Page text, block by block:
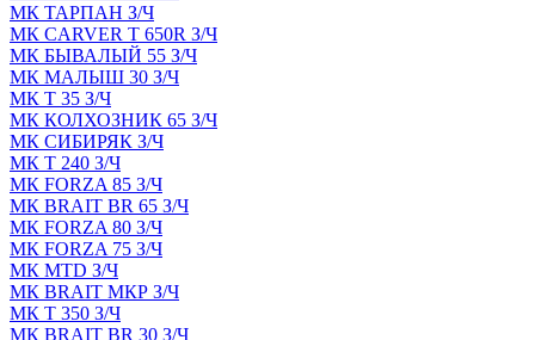
МК ТАРПАН З/Ч
МК CARVER Т 650R З/Ч
МК БЫВАЛЫЙ 55 З/Ч
МК МАЛЫШ 30 З/Ч
МК Т 35 З/Ч
МК КОЛХОЗНИК 65 З/Ч
МК СИБИРЯК З/Ч
МК Т 240 З/Ч
МК FORZA 85 З/Ч
МК BRAIT BR 65 З/Ч
МК FORZA 80 З/Ч
МК FORZA 75 З/Ч
МК MТD З/Ч
МК BRAIT МКР З/Ч
МК Т 350 З/Ч
МК BRAIT BR 30 З/Ч